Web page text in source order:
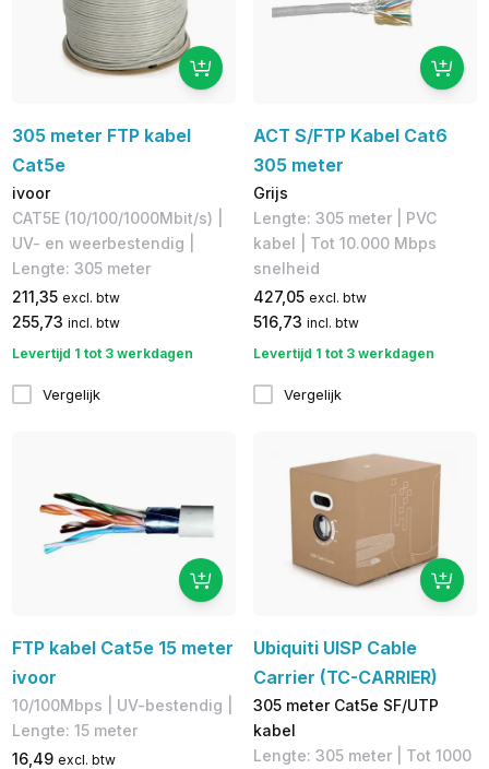
305 meter FTP kabel
Cat5e
ivoor
CAT5E (10/100/1000Mbit/s) |
UV- en weerbestendig |
Lengte: 305 meter
211,35 excl. btw
255,73 incl. btw
Levertijd 1 tot 3 werkdagen
Vergelijk
ACT S/FTP Kabel Cat6
305 meter
Grijs
Lengte: 305 meter | PVC
kabel | Tot 10.000 Mbps
snelheid
427,05 excl. btw
516,73 incl. btw
Levertijd 1 tot 3 werkdagen
Vergelijk
FTP kabel Cat5e 15 meter
ivoor
10/100Mbps | UV-bestendig |
Lengte: 15 meter
16,49 excl. btw
Ubiquiti UISP Cable
Carrier (TC-CARRIER)
305 meter Cat5e SF/UTP
kabel
Lengte: 305 meter​ | Tot 1000